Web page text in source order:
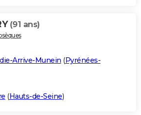
(91 ans)
Arrive-Munein (Pyrénées-
(Hauts-de-Seine)